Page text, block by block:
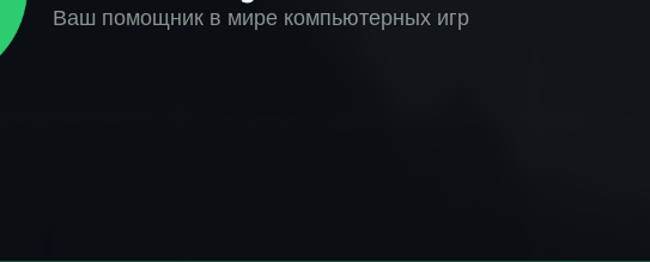
Ваш помощник в мире компьютерных игр